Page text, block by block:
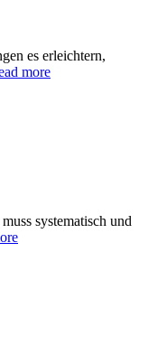
es erleichtern,
more
systematisch und